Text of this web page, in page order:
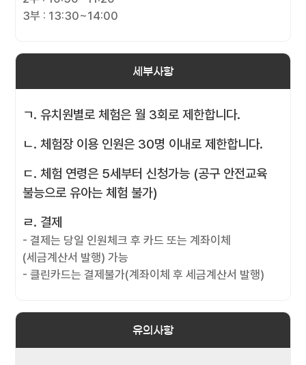
3부 : 13:30~14:00
세부사항
ㄱ. 유치원별로 체험은 월 3회로 제한합니다.
ㄴ. 체험장 이용 인원은 30명 이내로 제한합니다.
ㄷ. 체험 연령은 5세부터 신청가능 (공구 안전교육
불능으로 유아는 체험 불가)
ㄹ. 결제
- 결제는 당일 인원체크 후 카드 또는 계좌이체
(세금계산서 발행) 가능
- 클린카드는 결제불가(계좌이체 후 세금계산서 발행)
유의사항